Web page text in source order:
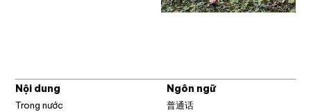
Nội dung
Trong nước
Ngôn ngữ
普通话